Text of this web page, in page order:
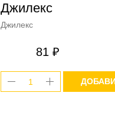
Джилекс
Джилекс
81 ₽